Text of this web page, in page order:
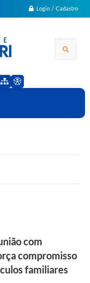
Login / Cadastro
com
compromisso
familiares